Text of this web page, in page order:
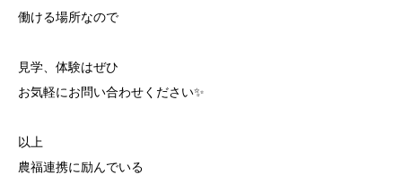
働ける場所なので
見学、体験はぜひ
お気軽にお問い合わせください✨
以上
農福連携に励んでいる